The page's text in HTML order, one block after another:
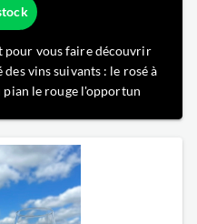
pour vous faire découvrir
vins suivants : le rosé à
pian le rouge l'opportun